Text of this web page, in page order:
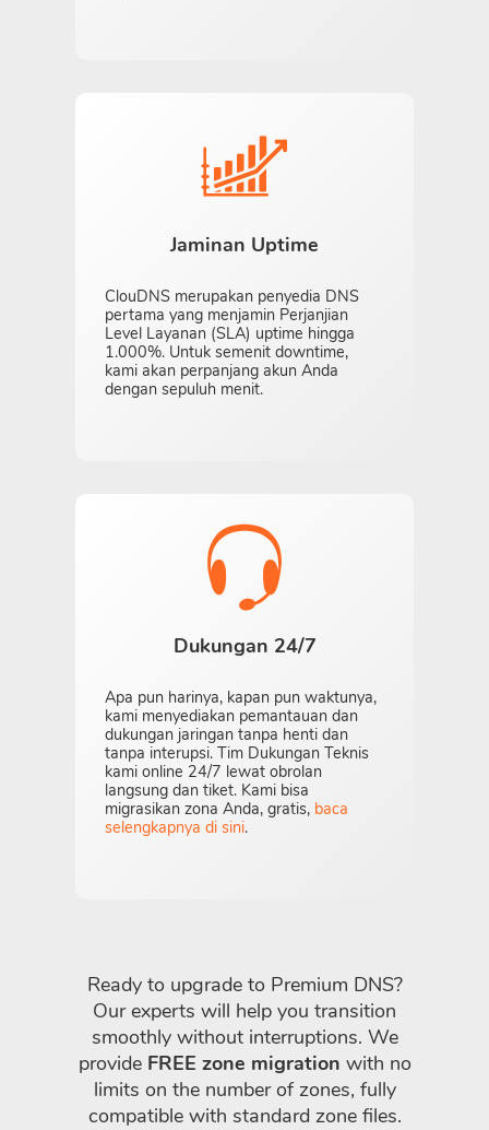
Jaminan Uptime
ClouDNS merupakan penyedia DNS
pertama yang menjamin Perjanjian
Level Layanan (SLA) uptime hingga
1.000%. Untuk semenit downtime,
kami akan perpanjang akun Anda
dengan sepuluh menit.
Dukungan 24/7
Apa pun harinya, kapan pun waktunya,
kami menyediakan pemantauan dan
dukungan jaringan tanpa henti dan
tanpa interupsi. Tim Dukungan Teknis
kami online 24/7 lewat obrolan
langsung dan tiket. Kami bisa
migrasikan zona Anda, gratis, baca
selengkapnya di sini.
Ready to upgrade to Premium DNS?
Our experts will help you transition
smoothly without interruptions. We
provide FREE zone migration with no
limits on the number of zones, fully
compatible with standard zone files.